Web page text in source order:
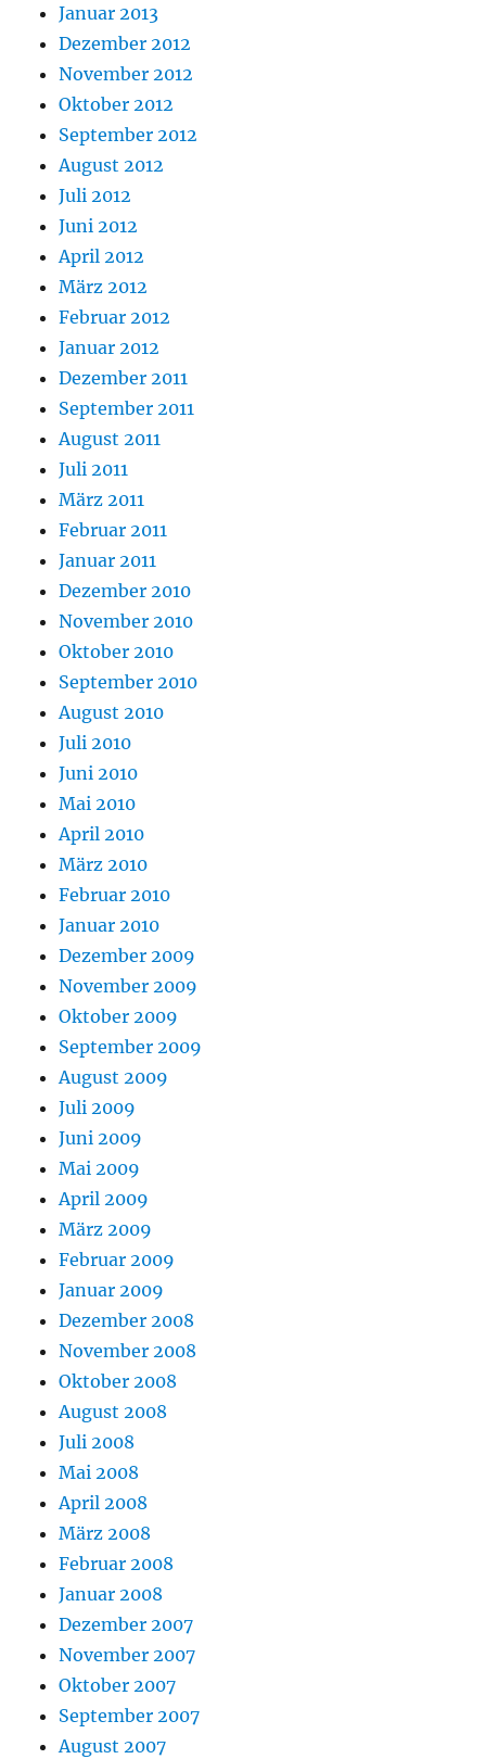
Januar 2013
Dezember 2012
November 2012
Oktober 2012
September 2012
August 2012
Juli 2012
Juni 2012
April 2012
März 2012
Februar 2012
Januar 2012
Dezember 2011
September 2011
August 2011
Juli 2011
März 2011
Februar 2011
Januar 2011
Dezember 2010
November 2010
Oktober 2010
September 2010
August 2010
Juli 2010
Juni 2010
Mai 2010
April 2010
März 2010
Februar 2010
Januar 2010
Dezember 2009
November 2009
Oktober 2009
September 2009
August 2009
Juli 2009
Juni 2009
Mai 2009
April 2009
März 2009
Februar 2009
Januar 2009
Dezember 2008
November 2008
Oktober 2008
August 2008
Juli 2008
Mai 2008
April 2008
März 2008
Februar 2008
Januar 2008
Dezember 2007
November 2007
Oktober 2007
September 2007
August 2007